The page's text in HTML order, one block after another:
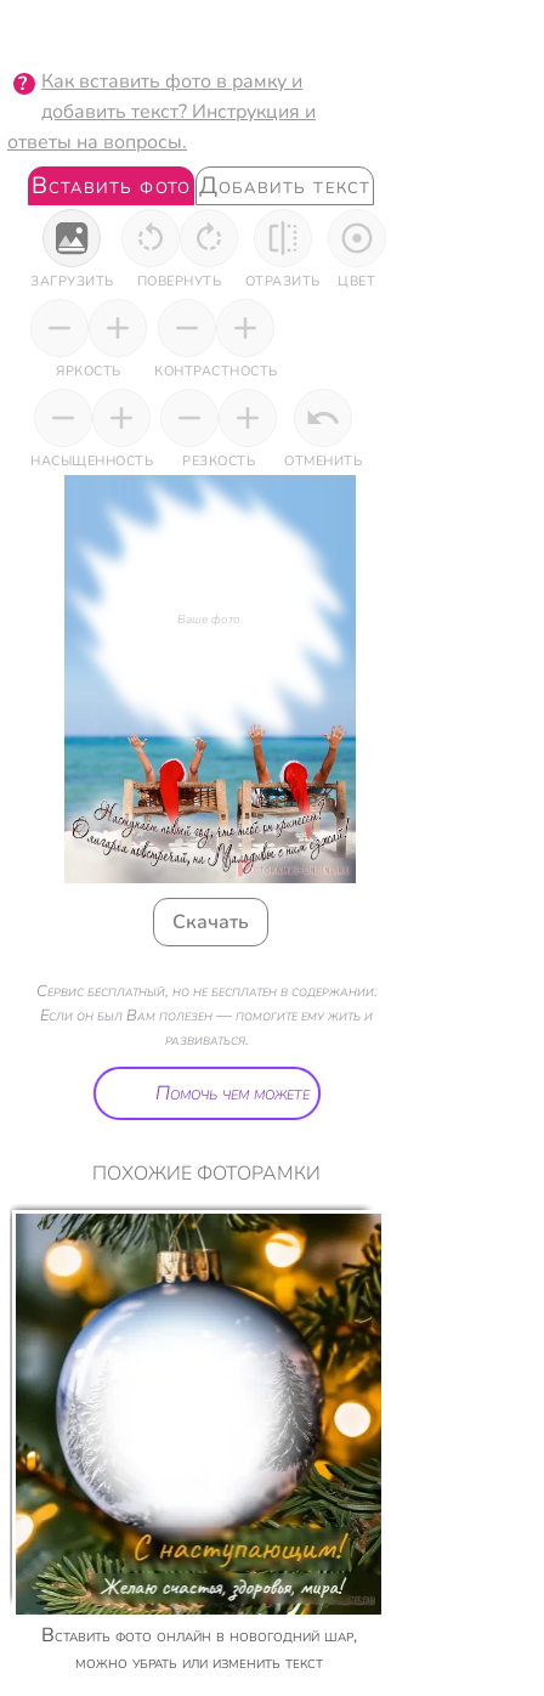
Как вставить фото в рамку и
добавить текст? Инструкция и
ответы на вопросы.
Вставить фото Добавить текст
ЗАГРУЗИТЬ ПОВЕРНУТЬ ОТРАЗИТЬ ЦВЕТ
ЯРКОСТЬ КОНТРАСТНОСТЬ
НАСЫЩЕННОСТЬ РЕЗКОСТЬ ОТМЕНИТЬ
Ваше фото
Скачать
Сервис бесплатный, но не бесплатен в содержании.
Если он был Вам полезен — помогите ему жить и
развиваться.
Помочь чем можете
ПОХОЖИЕ ФОТОРАМКИ
Вставить фото онлайн в новогодний шар,
можно убрать или изменить текст